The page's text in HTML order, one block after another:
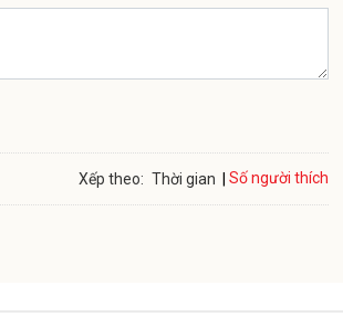
Xếp theo: Thời gian Số người thích